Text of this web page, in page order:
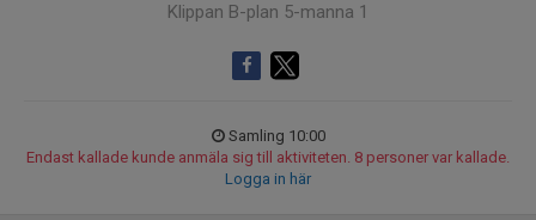
Klippan B-plan 5-manna 1
Samling 10:00
Endast kallade kunde anmäla sig till aktiviteten. 8 personer var kallade.
Logga in här